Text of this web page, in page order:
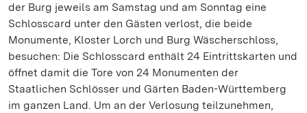
der Burg jeweils am Samstag und am Sonntag eine
Schlosscard unter den Gästen verlost, die beide
Monumente, Kloster Lorch und Burg Wäscherschloss,
besuchen: Die Schlosscard enthält 24 Eintrittskarten und
öffnet damit die Tore von 24 Monumenten der
Staatlichen Schlösser und Gärten Baden-Württemberg
im ganzen Land. Um an der Verlosung teilzunehmen,